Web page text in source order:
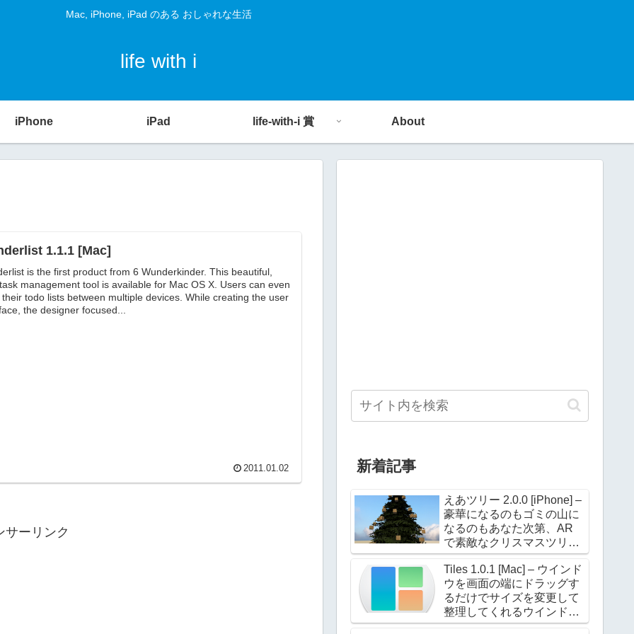
Mac, iPhone, iPad のある おしゃれな生活
life with i
iPhone iPad life-with-i 賞 About
1.1.1 [Mac]
is the first product from 6 Wunderkinder. This beautiful,
management tool is available for Mac OS X. Users can even
their todo lists between multiple devices. While creating the user
the designer focused...
2011.01.02
サーリンク
新着記事
えあツリー 2.0.0 [iPhone] –
豪華になるのもゴミの山に
なるのもあなた次第、AR
で素敵なクリスマスツリー
を飾ろう！
Tiles 1.0.1 [Mac] – ウインド
ウを画面の端にドラッグす
るだけでサイズを変更して
整理してくれるウインドウ
マネージャー